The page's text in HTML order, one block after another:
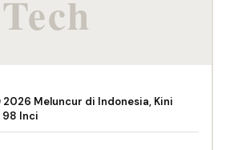
2026 Meluncur di Indonesia, Kini
98 Inci